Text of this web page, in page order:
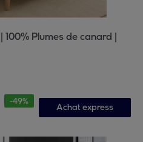
Plumes de canard |
-49%
Achat express